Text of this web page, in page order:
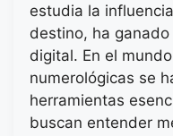
estudia la
destino, ha
digital. En el
numerológicas se
herramientas
buscan entender